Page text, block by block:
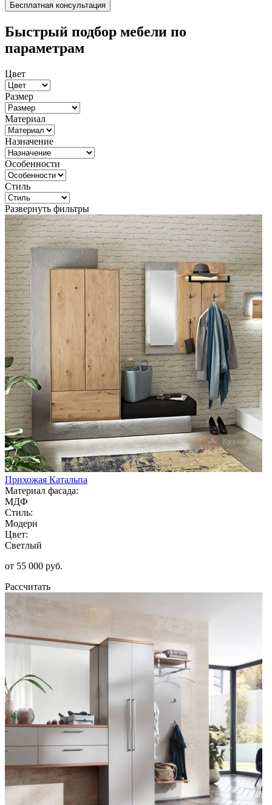
Быстрый подбор мебели по
параметрам
Цвет
Размер
Материал
Назначение
Особенности
Стиль
Развернуть фильтры
Прихожая Катальпа
Материал фасада:
МДФ
Стиль:
Модерн
Цвет:
Светлый
от 55 000 руб.
Рассчитать